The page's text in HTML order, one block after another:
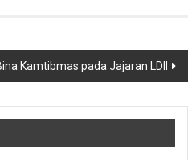
Kamtibmas pada Jajaran LDII